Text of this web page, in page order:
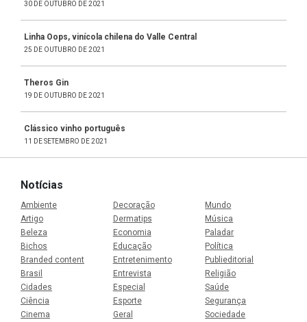
30 DE OUTUBRO DE 2021
Linha Oops, vinícola chilena do Valle Central
25 DE OUTUBRO DE 2021
Theros Gin
19 DE OUTUBRO DE 2021
Clássico vinho português
11 DE SETEMBRO DE 2021
Notícias
Ambiente
Artigo
Beleza
Bichos
Branded content
Brasil
Cidades
Ciência
Cinema
Decoração
Dermatips
Economia
Educação
Entretenimento
Entrevista
Especial
Esporte
Geral
Mundo
Música
Paladar
Política
Publieditorial
Religião
Saúde
Segurança
Sociedade